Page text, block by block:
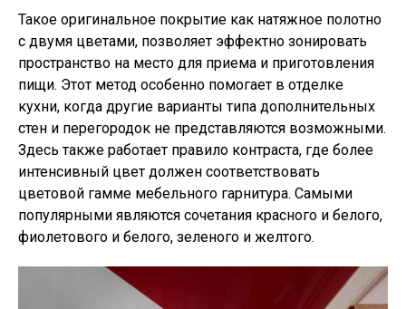
Такое оригинальное покрытие как натяжное полотно
с двумя цветами, позволяет эффектно зонировать
пространство на место для приема и приготовления
пищи. Этот метод особенно помогает в отделке
кухни, когда другие варианты типа дополнительных
стен и перегородок не представляются возможными.
Здесь также работает правило контраста, где более
интенсивный цвет должен соответствовать
цветовой гамме мебельного гарнитура. Самыми
популярными являются сочетания красного и белого,
фиолетового и белого, зеленого и желтого.